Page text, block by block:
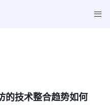
的技术整合趋势如何